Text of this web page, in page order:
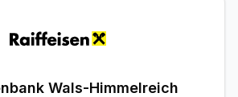
Wals-Himmelreich